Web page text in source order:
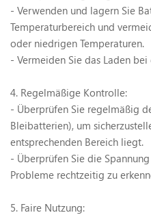
- Verwenden und lagern Sie
Temperaturbereich und
oder niedrigen Temperaturen.
- Vermeiden Sie das Laden
4. Regelmäßige Kontrolle:
- Überprüfen Sie regelmäßig
Bleibatterien), um
entsprechenden Bereich liegt.
- Überprüfen Sie die
Probleme rechtzeitig zu
5. Faire Nutzung: